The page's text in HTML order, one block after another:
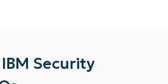
Security